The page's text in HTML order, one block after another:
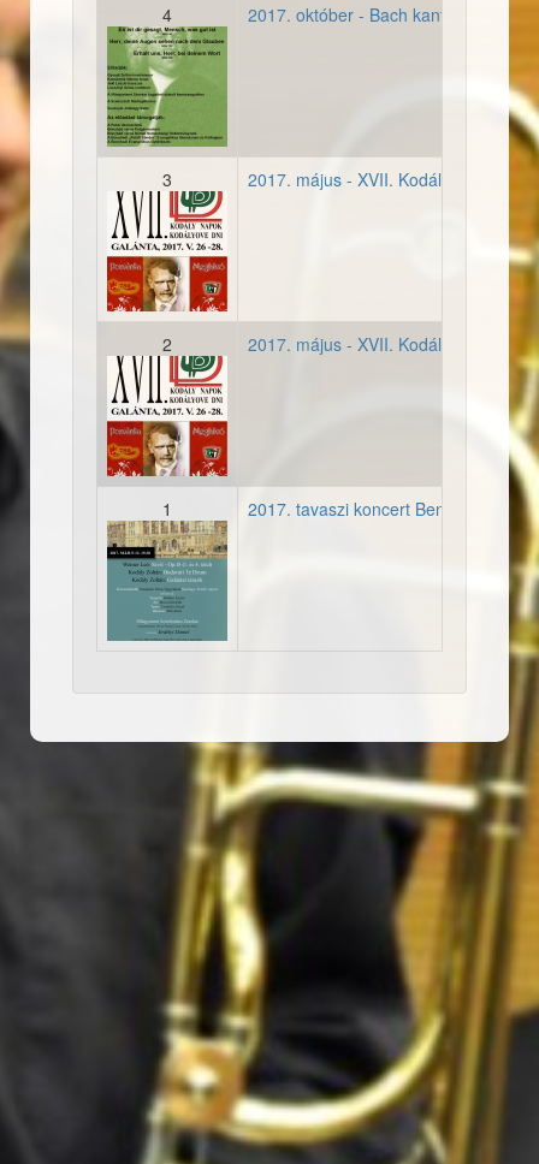
4
20171015-bonyhad-
2017. október - Bach kantáták
3
2017052728-
2017. május - XVII. Kodály Napok,
2
2017052728-
2017. május - XVII. Kodály Napok,
1
20170512-plakat.jpg
2017. tavaszi koncert Benedek